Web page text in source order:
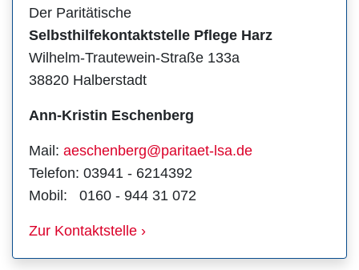
Der Paritätische
Selbsthilfekontaktstelle Pflege Harz
Wilhelm-Trautewein-Straße 133a
38820 Halberstadt
Ann-Kristin Eschenberg
Mail: aeschenberg@paritaet-lsa.de
Telefon: 03941 - 6214392
Mobil: 0160 - 944 31 072
Zur Kontaktstelle ›